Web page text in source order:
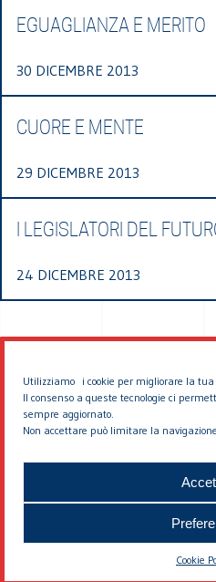
Utilizziamo i cookie per migliorare la
Il consenso a queste tecnologie ci
sempre aggiornato.
Non accettare può limitare la
Cookie
EGUAGLIANZA E MERITO
30 DICEMBRE 2013
CUORE E MENTE
29 DICEMBRE 2013
I LEGISLATORI DEL
24 DICEMBRE 2013
© 2026